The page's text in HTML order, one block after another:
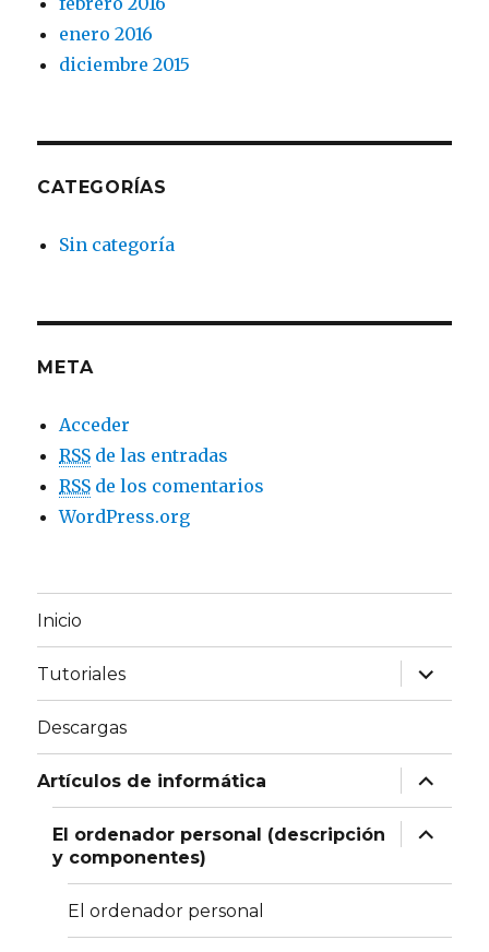
enero 2016
diciembre 2015
CATEGORÍAS
Sin categoría
META
Acceder
RSS de las entradas
RSS de los comentarios
WordPress.org
Inicio
Tutoriales
expande
el
menú
Descargas
Artículos de informática
expande
el
menú
inferior
El ordenador personal (descripción
y componentes)
expande
el
inferior
El ordenador personal